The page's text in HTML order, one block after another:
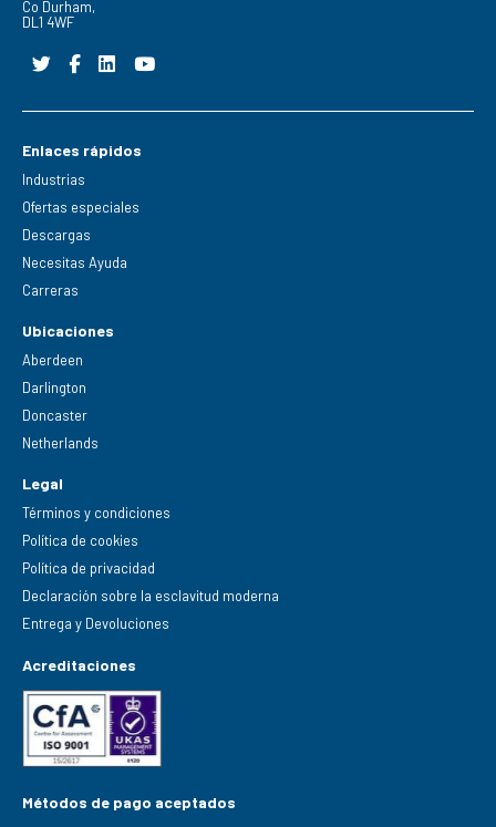
Co Durham,
DL1 4WF
Enlaces rápidos
Industrias
Ofertas especiales
Descargas
Necesitas Ayuda
Carreras
Ubicaciones
Aberdeen
Darlington
Doncaster
Netherlands
Legal
Términos y condiciones
Política de cookies
Política de privacidad
Declaración sobre la esclavitud moderna
Entrega y Devoluciones
Acreditaciones
Métodos de pago aceptados